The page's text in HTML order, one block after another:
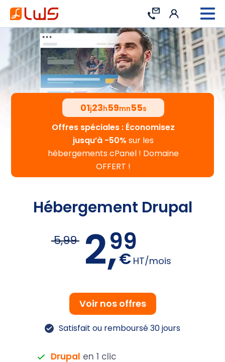
Contact Connexion
01j23h59mn54s
Offres spéciales : Économisez
jusqu’à -50% sur les
hébergements cPanel ! Domaine
OFFERT !
Hébergement Drupal
Drupal en 1 clic
5,99 2,99
€ HT/mois
Voir nos offres
Satisfait ou remboursé 30 jours